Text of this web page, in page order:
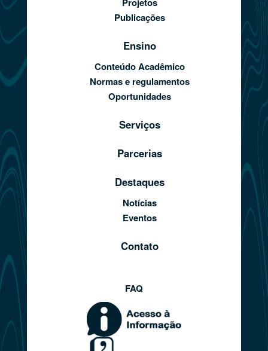
Publicações
Ensino
Conteúdo Acadêmico
Normas e regulamentos
Oportunidades
Serviços
Parcerias
Destaques
Notícias
Eventos
Contato
FAQ